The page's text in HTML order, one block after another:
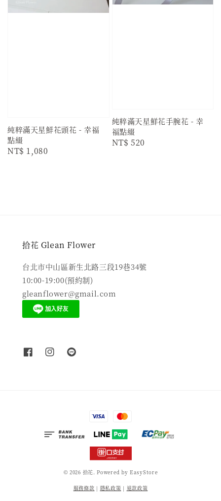
純粹滿天星鮮花頭花 - 幸福
點綴
Regular
NT$ 1,080
純粹滿天星鮮花手腕花 - 幸
福點綴
Regular
NT$ 520
拾花 Glean Flower
台北市中山區新生北路三段19巷34號
10:00-19:00(預約制)
gleanflower@gmail.com
© 2026 拾花. Powered byEasyStore
服務條款 | 隱私政策 | 退款政策